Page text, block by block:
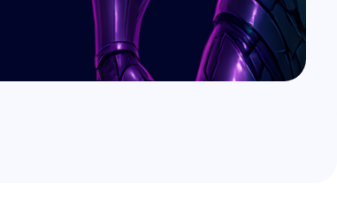
dažādām ierīcēm, nodrošinot drošu un
ērtu iepirkšanās pieredzi.